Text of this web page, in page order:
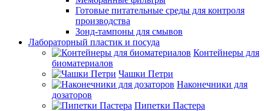
Готовые питательные среды для контроля
производства
Зонд-тампоны для смывов
Лабораторный пластик и посуда
Контейнеры для
биоматериалов
Чашки Петри
Наконечники для
дозаторов
Пипетки Пастера